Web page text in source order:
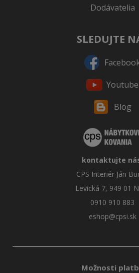
Dodávatelia
SLEDUJTE
Youtube
Blog
kontaktujte
CPS Interiér Ján
Levická 7, 949 01
0910 910 883
eshop@cpsi.sk
Možnosti